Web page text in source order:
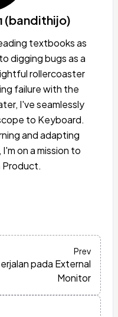
(bandithijo)
textbooks as
digging bugs as a
rollercoaster
failure with the
I've seamlessly
to Keyboard.
and adapting
on a mission to
Product.
Prev
pada External
Monitor